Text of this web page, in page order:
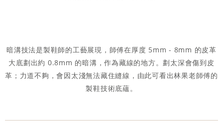
暗溝技法是製鞋師的工藝展現，師傅在厚度 5mm - 8mm 的皮革
大底劃出約 0.8mm 的暗溝，作為藏線的地方。劃太深會傷到皮
革；力道不夠，會因太淺無法藏住縫線，由此可看出林果老師傅的
製鞋技術底蘊。